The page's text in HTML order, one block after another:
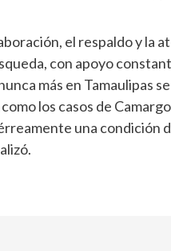
el respaldo y la
con apoyo
más en Tamaulipas
los casos de
una condición